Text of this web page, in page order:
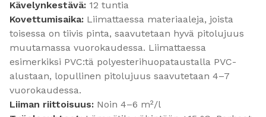
Kävelynkestävä: 12 tuntia
Kovettumisaika: Liimattaessa materiaaleja, joista
toisessa on tiivis pinta, saavutetaan hyvä pitolujuus
muutamassa vuorokaudessa. Liimattaessa
esimerkiksi PVC:tä polyesterihuopataustalla PVC-
alustaan, lopullinen pitolujuus saavutetaan 4–7
vuorokaudessa.
Liiman riittoisuus: Noin 4–6 m²/l